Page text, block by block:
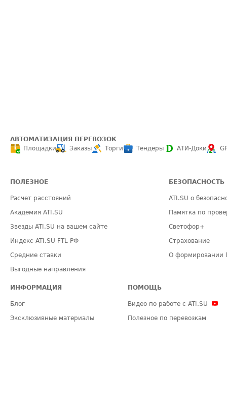
АВТОМАТИЗАЦИЯ ПЕРЕВОЗОК
Площадки
Заказы Торги Тендеры АТИ-Доки
ПОЛЕЗНОЕ
Расчет расстояний
Академия ATI.SU
Звезды ATI.SU на вашем сайте
Индекс ATI.SU FTL РФ
Средние ставки
Выгодные направления
БЕЗОПАСНОСТЬ
ATI.SU о
Памятка по
Светофор+
Страхование
О формировании
ИНФОРМАЦИЯ
Блог
Эксклюзивные материалы
ПОМОЩЬ
Видео по работе с ATI.SU
Полезное по перевозкам